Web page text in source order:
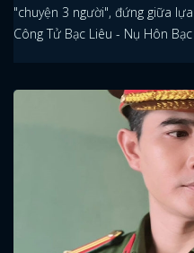
"chuyện 3 người", đứng giữa
Công Tử Bạc Liêu - Nụ Hôn Bạc